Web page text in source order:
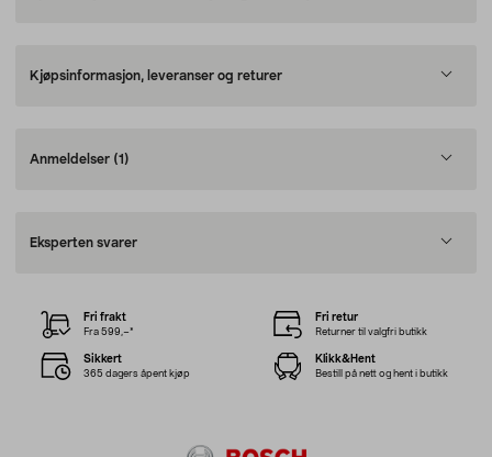
Kjøpsinformasjon, leveranser og returer
Anmeldelser (1)
Eksperten svarer
Fri frakt
Fra 599,–*
Fri retur
Returner til valgfri butikk
Sikkert
365 dagers åpent kjøp
Klikk&Hent
Bestill på nett og hent i butikk